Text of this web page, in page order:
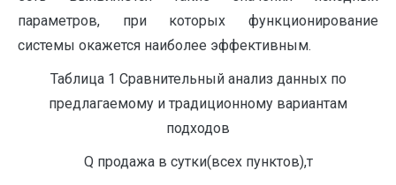
параметров, при которых функционирование
системы окажется наиболее эффективным.
Таблица 1 Сравнительный анализ данных по
предлагаемому и традиционному вариантам
подходов
Q продажа в сутки(всех пунктов),т